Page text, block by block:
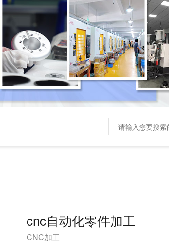
cnc自动化零件加工
CNC加工